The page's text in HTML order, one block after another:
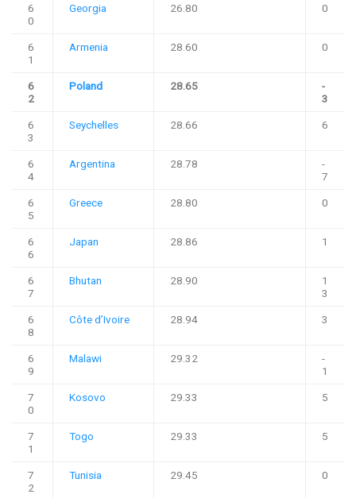
6
0
Georgia 26.80 0
6
1
Armenia 28.60 0
6
2
Poland 28.65
-
3
6
3
Seychelles 28.66 6
6
4
Argentina 28.78
-
7
6
5
Greece 28.80 0
6
6
Japan 28.86 1
6
7
Bhutan 28.90
1
3
6
8
Côte d’Ivoire 28.94 3
6
9
Malawi 29.32
-
1
7
0
Kosovo 29.33 5
7
1
Togo 29.33 5
7
2
Tunisia 29.45 0